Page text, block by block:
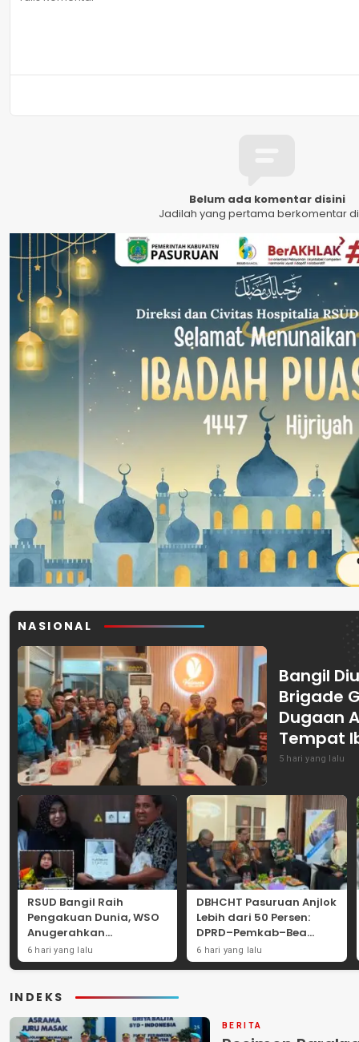
Belum ada komentar disini
Jadilah yang pertama berkomentar
NASIONAL
Bangil
Brigade
Dugaan
Tempat
5 hari yang lalu
RSUD Bangil Raih
Pengakuan Dunia, WSO
Anugerahkan
Penghargaan
Internasional untuk
6 hari yang lalu
DBHCHT Pasuruan Anjlok
Lebih dari 50 Persen:
DPRD–Pemkab–Bea
Cukai Perkuat Perang
Melawan Peredaran
6 hari yang lalu
INDEKS
BERITA